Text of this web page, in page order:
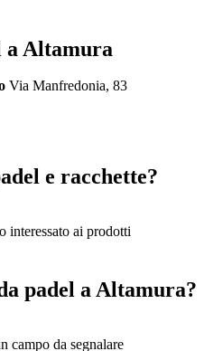
a Altamura
Via Manfredonia, 83
e racchette?
interessato ai prodotti
padel a Altamura?
campo da segnalare